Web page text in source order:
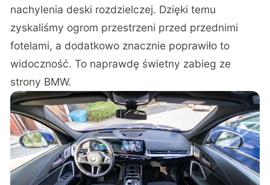
nachylenia deski rozdzielczej. Dzięki temu
zyskaliśmy ogrom przestrzeni przed przednimi
fotelami, a dodatkowo znacznie poprawiło to
widoczność. To naprawdę świetny zabieg ze
strony BMW.